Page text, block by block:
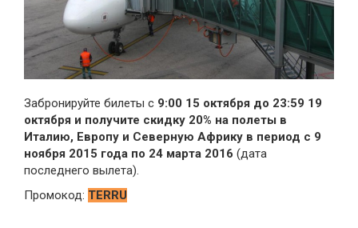
Забронируйте билеты c 9:00 15 октября до 23:59 19
октября и получите скидку 20% на полеты в
Италию, Европу и Северную Африку в период с 9
ноября 2015 года по 24 марта 2016 (дата
последнего вылета).
Промокод: TERRU